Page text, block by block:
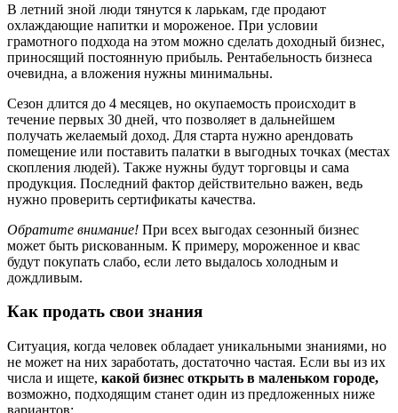
В летний зной люди тянутся к ларькам, где продают
охлаждающие напитки и мороженое. При условии
грамотного подхода на этом можно сделать доходный бизнес,
приносящий постоянную прибыль. Рентабельность бизнеса
очевидна, а вложения нужны минимальны.
Сезон длится до 4 месяцев, но окупаемость происходит в
течение первых 30 дней, что позволяет в дальнейшем
получать желаемый доход. Для старта нужно арендовать
помещение или поставить палатки в выгодных точках (местах
скопления людей). Также нужны будут торговцы и сама
продукция. Последний фактор действительно важен, ведь
нужно проверить сертификаты качества.
Обратите внимание! При всех выгодах сезонный бизнес
может быть рискованным. К примеру, мороженное и квас
будут покупать слабо, если лето выдалось холодным и
дождливым.
Как продать свои знания
Ситуация, когда человек обладает уникальными знаниями, но
не может на них заработать, достаточно частая. Если вы из их
числа и ищете, какой бизнес открыть в маленьком городе,
возможно, подходящим станет один из предложенных ниже
вариантов: